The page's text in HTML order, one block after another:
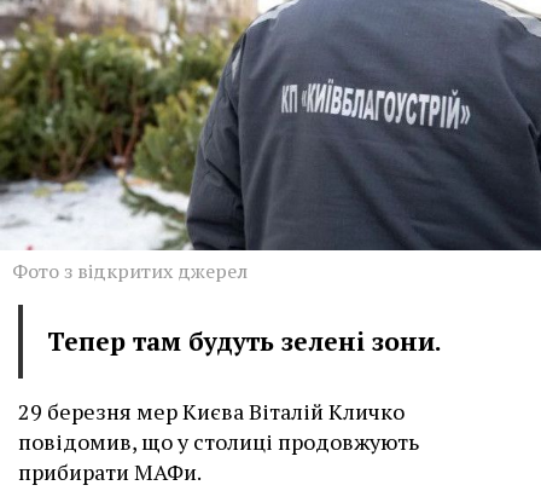
Фото з відкритих джерел
Тепер там будуть зелені зони.
29 березня мер Києва Віталій Кличко
повідомив, що у столиці продовжують
прибирати МАФи.